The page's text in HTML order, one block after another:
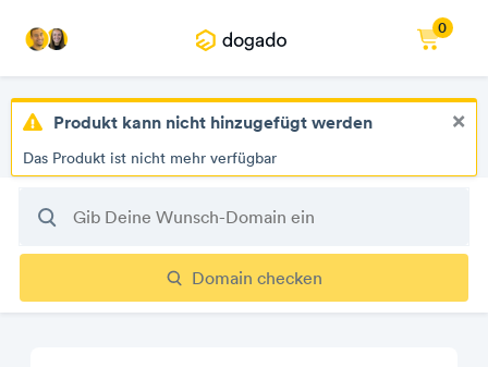
0
Produkt kann nicht hinzugefügt werden ×
Das Produkt ist nicht mehr verfügbar
Domain checken